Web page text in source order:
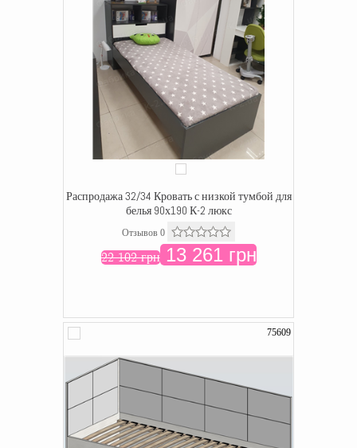
Распродажа 32/34 Кровать с низкой тумбой для
белья 90х190 К-2 люкс
Отзывов 0
22 102 грн13 261 грн
75609